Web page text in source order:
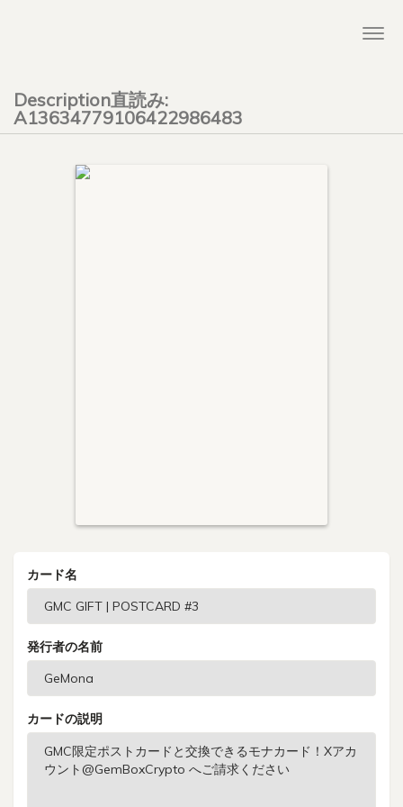
Description直読み:
A13634779106422986483
カード名
発行者の名前
カードの説明